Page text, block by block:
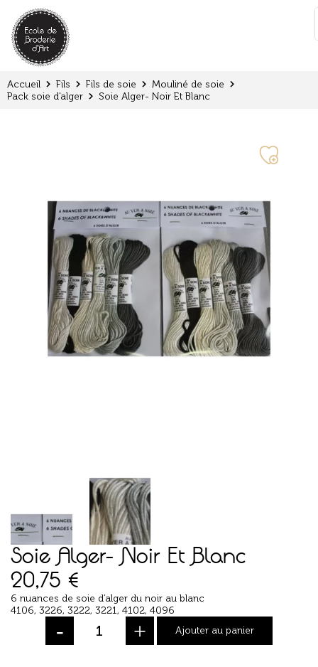
:
Accueil Fils Fils de soie
Mouliné de soie
Pack soie d'alger
Soie Alger- Noir Et Blanc
Soie Alger- Noir Et Blanc
20,75 €
6 nuances de soie d’alger du noir au blanc
4106, 3226, 3222, 3221, 4102, 4096
- + Ajouter au panier
Panneau de gestion des cookies